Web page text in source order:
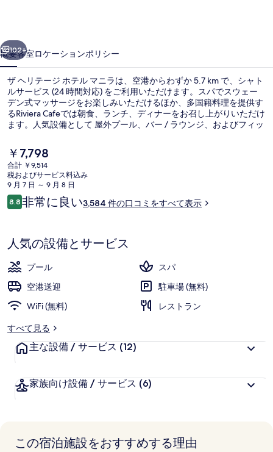
テ
ル
マ
ニ
ラ
の
写
真
ギ
ラ
リ
ー
次へ
102+
概要客室ロケーションポリシー
ザ ヘリテージ ホテル マニラは、空港からわずか 5.7 km で、シャト
ルサービス (24 時間対応) をご利用いただけます。スパでスウェー
デン式マッサージをお楽しみいただけるほか、多国籍料理を提供す
るRiviera Cafeでは朝食、ランチ、ディナーをお召し上がりいただけ
ます。人気設備として 屋外プール、バー / ラウンジ、およびフィッ
しています。この宿泊施設からは歩いてすぐ公共交通機関を利用で
きます。地下鉄 バクララン駅までは 11 分、地下鉄 タフト アベニュ
ー駅までは 11 分です。
現
在
の
料
金
は
す
￥7,798
合計 ￥9,514
税およびサービス料込み
9 月 7 日 ～ 9 月 8 日
口
コ
8.810段階中8.8
非常に良い3,584 件の口コミをすべて表示
人気の設備とサービス
プール
スパ
空港送迎
駐車場 (無料)
WiFi (無料)
レストラン
すべて見る
主な設備 / サービス (12)
家族向け設備 / サービス (6)
この宿泊施設をおすすめする理由